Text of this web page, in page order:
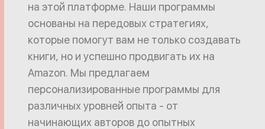
на этой платформе. Наши программы
основаны на передовых стратегиях,
которые помогут вам не только создавать
книги, но и успешно продвигать их на
Amazon. Мы предлагаем
персонализированные программы для
различных уровней опыта - от
начинающих авторов до опытных